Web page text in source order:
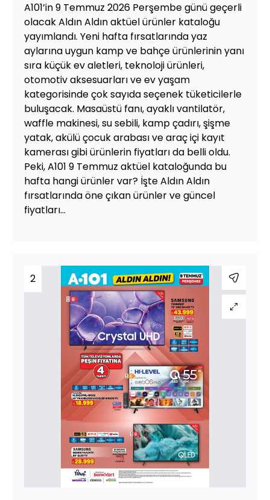
A101’in 9 Temmuz 2026 Perşembe günü geçerli
olacak Aldın Aldın aktüel ürünler kataloğu
yayımlandı. Yeni hafta fırsatlarında yaz
aylarına uygun kamp ve bahçe ürünlerinin yanı
sıra küçük ev aletleri, teknoloji ürünleri,
otomotiv aksesuarları ve ev yaşam
kategorisinde çok sayıda seçenek tüketicilerle
buluşacak. Masaüstü fanı, ayaklı vantilatör,
waffle makinesi, su sebili, kamp çadırı, şişme
yatak, akülü çocuk arabası ve araç içi kayıt
kamerası gibi ürünlerin fiyatları da belli oldu.
Peki, A101 9 Temmuz aktüel kataloğunda bu
hafta hangi ürünler var? İşte Aldın Aldın
fırsatlarında öne çıkan ürünler ve güncel
fiyatları...
2